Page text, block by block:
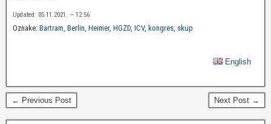
Updated: 05.11.2021. — 12:56
Oznake: Bartram Berlin Heimer, HGZD ICV, kongres skup
English
← Previous Post Next Post →